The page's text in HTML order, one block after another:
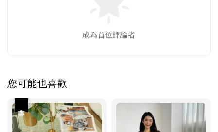
成為首位評論者
您可能也喜歡